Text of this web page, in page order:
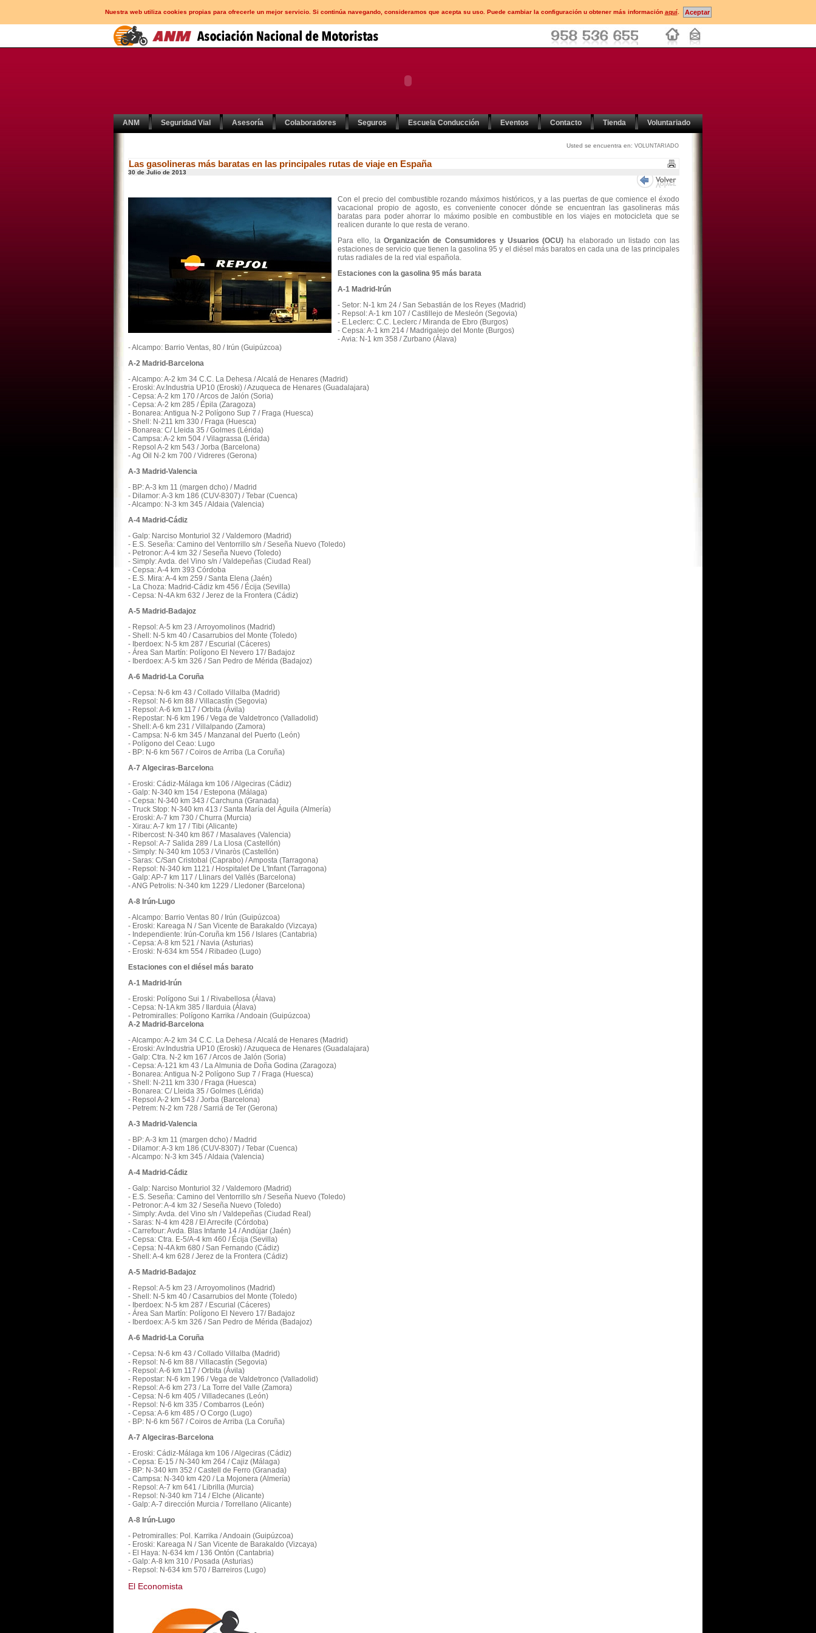
Nuestra web utiliza cookies propias para ofrecerle un mejor servicio. Si continúa navegando, consideramos que acepta su uso. Puede cambiar la configuración u obtener más información aquí.
ANM Seguridad Vial Asesoría Colaboradores Seguros Escuela Conducción Eventos Contacto Tienda Voluntariado
Usted se encuentra en: VOLUNTARIADO
Las gasolineras más baratas en las principales rutas de viaje en España
30 de Julio de 2013
Con el precio del combustible rozando máximos históricos, y a las puertas de que comience el éxodo
vacacional propio de agosto, es conveniente conocer dónde se encuentran las gasolineras más
baratas para poder ahorrar lo máximo posible en combustible en los viajes en motocicleta que se
realicen durante lo que resta de verano.
Para ello, laOrganización de Consumidores y Usuarios (OCU) ha elaborado un listado con las
estaciones de servicio que tienen la gasolina 95 y el diésel más baratos en cada una de las principales
rutas radiales de la red vial española.
Estaciones con la gasolina 95 más barata
A-1 Madrid-Irún
- Setor: N-1 km 24 / San Sebastián de los Reyes (Madrid)
- Repsol: A-1 km 107 / Castillejo de Mesleón (Segovia)
- E.Leclerc: C.C. Leclerc / Miranda de Ebro (Burgos)
- Cepsa: A-1 km 214 / Madrigalejo del Monte (Burgos)
- Avia: N-1 km 358 / Zurbano (Álava)
- Alcampo: Barrio Ventas, 80 / Irún (Guipúzcoa)
A-2 Madrid-Barcelona
- Alcampo: A-2 km 34 C.C. La Dehesa / Alcalá de Henares (Madrid)
- Eroski: Av.Industria UP10 (Eroski) / Azuqueca de Henares (Guadalajara)
- Cepsa: A-2 km 170 / Arcos de Jalón (Soria)
- Cepsa: A-2 km 285 / Épila (Zaragoza)
- Bonarea: Antigua N-2 Polígono Sup 7 / Fraga (Huesca)
- Shell: N-211 km 330 / Fraga (Huesca)
- Bonarea: C/ Lleida 35 / Golmes (Lérida)
- Campsa: A-2 km 504 / Vilagrassa (Lérida)
- Repsol A-2 km 543 / Jorba (Barcelona)
- Ag Oil N-2 km 700 / Vidreres (Gerona)
A-3 Madrid-Valencia
- BP: A-3 km 11 (margen dcho) / Madrid
- Dilamor: A-3 km 186 (CUV-8307) / Tebar (Cuenca)
- Alcampo: N-3 km 345 / Aldaia (Valencia)
A-4 Madrid-Cádiz
- Galp: Narciso Monturiol 32 / Valdemoro (Madrid)
- E.S. Seseña: Camino del Ventorrillo s/n / Seseña Nuevo (Toledo)
- Petronor: A-4 km 32 / Seseña Nuevo (Toledo)
- Simply: Avda. del Vino s/n / Valdepeñas (Ciudad Real)
- Cepsa: A-4 km 393 Córdoba
- E.S. Mira: A-4 km 259 / Santa Elena (Jaén)
- La Choza: Madrid-Cádiz km 456 / Écija (Sevilla)
- Cepsa: N-4A km 632 / Jerez de la Frontera (Cádiz)
A-5 Madrid-Badajoz
- Repsol: A-5 km 23 / Arroyomolinos (Madrid)
- Shell: N-5 km 40 / Casarrubios del Monte (Toledo)
- Iberdoex: N-5 km 287 / Escurial (Cáceres)
- Área San Martín: Polígono El Nevero 17/ Badajoz
- Iberdoex: A-5 km 326 / San Pedro de Mérida (Badajoz)
A-6 Madrid-La Coruña
- Cepsa: N-6 km 43 / Collado Villalba (Madrid)
- Repsol: N-6 km 88 / Villacastín (Segovia)
- Repsol: A-6 km 117 / Orbita (Ávila)
- Repostar: N-6 km 196 / Vega de Valdetronco (Valladolid)
- Shell: A-6 km 231 / Villalpando (Zamora)
- Campsa: N-6 km 345 / Manzanal del Puerto (León)
- Polígono del Ceao: Lugo
- BP: N-6 km 567 / Coiros de Arriba (La Coruña)
A-7 Algeciras-Barcelona
- Eroski: Cádiz-Málaga km 106 / Algeciras (Cádiz)
- Galp: N-340 km 154 / Estepona (Málaga)
- Cepsa: N-340 km 343 / Carchuna (Granada)
- Truck Stop: N-340 km 413 / Santa María del Águila (Almería)
- Eroski: A-7 km 730 / Churra (Murcia)
- Xirau: A-7 km 17 / Tibi (Alicante)
- Ribercost: N-340 km 867 / Masalaves (Valencia)
- Repsol: A-7 Salida 289 / La Llosa (Castellón)
- Simply: N-340 km 1053 / Vinaròs (Castellón)
- Saras: C/San Cristobal (Caprabo) / Amposta (Tarragona)
- Repsol: N-340 km 1121 / Hospitalet De L'Infant (Tarragona)
- Galp: AP-7 km 117 / Llinars del Vallés (Barcelona)
- ANG Petrolis: N-340 km 1229 / Lledoner (Barcelona)
A-8 Irún-Lugo
- Alcampo: Barrio Ventas 80 / Irún (Guipúzcoa)
- Eroski: Kareaga N / San Vicente de Barakaldo (Vizcaya)
- Independiente: Irún-Coruña km 156 / Islares (Cantabria)
- Cepsa: A-8 km 521 / Navia (Asturias)
- Eroski: N-634 km 554 / Ribadeo (Lugo)
Estaciones con el diésel más barato
A-1 Madrid-Irún
- Eroski: Polígono Sui 1 / Rivabellosa (Álava)
- Cepsa: N-1A km 385 / Ilarduia (Álava)
- Petromiralles: Polígono Karrika / Andoain (Guipúzcoa)
A-2 Madrid-Barcelona
- Alcampo: A-2 km 34 C.C. La Dehesa / Alcalá de Henares (Madrid)
- Eroski: Av.Industria UP10 (Eroski) / Azuqueca de Henares (Guadalajara)
- Galp: Ctra. N-2 km 167 / Arcos de Jalón (Soria)
- Cepsa: A-121 km 43 / La Almunia de Doña Godina (Zaragoza)
- Bonarea: Antigua N-2 Polígono Sup 7 / Fraga (Huesca)
- Shell: N-211 km 330 / Fraga (Huesca)
- Bonarea: C/ Lleida 35 / Golmes (Lérida)
- Repsol A-2 km 543 / Jorba (Barcelona)
- Petrem: N-2 km 728 / Sarriá de Ter (Gerona)
A-3 Madrid-Valencia
- BP: A-3 km 11 (margen dcho) / Madrid
- Dilamor: A-3 km 186 (CUV-8307) / Tebar (Cuenca)
- Alcampo: N-3 km 345 / Aldaia (Valencia)
A-4 Madrid-Cádiz
- Galp: Narciso Monturiol 32 / Valdemoro (Madrid)
- E.S. Seseña: Camino del Ventorrillo s/n / Seseña Nuevo (Toledo)
- Petronor: A-4 km 32 / Seseña Nuevo (Toledo)
- Simply: Avda. del Vino s/n / Valdepeñas (Ciudad Real)
- Saras: N-4 km 428 / El Arrecife (Córdoba)
- Carrefour: Avda. Blas Infante 14 / Andújar (Jaén)
- Cepsa: Ctra. E-5/A-4 km 460 / Écija (Sevilla)
- Cepsa: N-4A km 680 / San Fernando (Cádiz)
- Shell: A-4 km 628 / Jerez de la Frontera (Cádiz)
A-5 Madrid-Badajoz
- Repsol: A-5 km 23 / Arroyomolinos (Madrid)
- Shell: N-5 km 40 / Casarrubios del Monte (Toledo)
- Iberdoex: N-5 km 287 / Escurial (Cáceres)
- Área San Martín: Polígono El Nevero 17/ Badajoz
- Iberdoex: A-5 km 326 / San Pedro de Mérida (Badajoz)
A-6 Madrid-La Coruña
- Cepsa: N-6 km 43 / Collado Villalba (Madrid)
- Repsol: N-6 km 88 / Villacastín (Segovia)
- Repsol: A-6 km 117 / Orbita (Ávila)
- Repostar: N-6 km 196 / Vega de Valdetronco (Valladolid)
- Repsol: A-6 km 273 / La Torre del Valle (Zamora)
- Cepsa: N-6 km 405 / Villadecanes (León)
- Repsol: N-6 km 335 / Combarros (León)
- Cepsa: A-6 km 485 / O Corgo (Lugo)
- BP: N-6 km 567 / Coiros de Arriba (La Coruña)
A-7 Algeciras-Barcelona
- Eroski: Cádiz-Málaga km 106 / Algeciras (Cádiz)
- Cepsa: E-15 / N-340 km 264 / Cajiz (Málaga)
- BP: N-340 km 352 / Castell de Ferro (Granada)
- Campsa: N-340 km 420 / La Mojonera (Almería)
- Repsol: A-7 km 641 / Librilla (Murcia)
- Repsol: N-340 km 714 / Elche (Alicante)
- Galp: A-7 dirección Murcia / Torrellano (Alicante)
A-8 Irún-Lugo
- Petromiralles: Pol. Karrika / Andoain (Guipúzcoa)
- Eroski: Kareaga N / San Vicente de Barakaldo (Vizcaya)
- El Haya: N-634 km / 136 Ontón (Cantabria)
- Galp: A-8 km 310 / Posada (Asturias)
- Repsol: N-634 km 570 / Barreiros (Lugo)
El Economista